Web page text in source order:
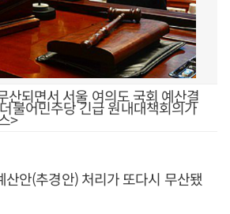
되면서 서울 여의도 국회 예산결
불어민주당 긴급 원내대책회의가
>
산안(추경안) 처리가 또다시 무산됐